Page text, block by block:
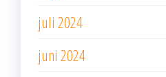
juli 2024
juni 2024